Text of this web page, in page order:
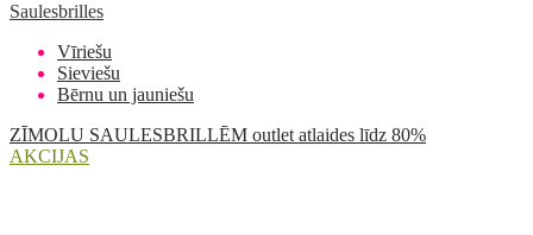
Saulesbrilles
Vīriešu
Sieviešu
Bērnu un jauniešu
ZĪMOLU SAULESBRILLĒM outlet atlaides līdz 80%
AKCIJAS